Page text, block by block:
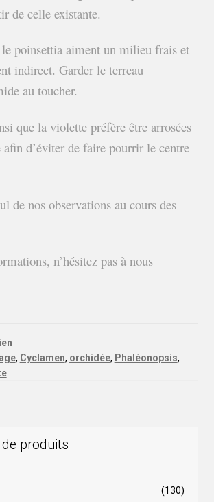
de celle existante.
poinsettia aiment un milieu frais et
indirect. Garder le terreau
au toucher.
que la violette préfère être arrosées
afin d’éviter de faire pourrir le centre
de nos observations au cours des
n’hésitez pas à nous
, Cyclamen, orchidée, Phaléonopsis,
produits
(130)